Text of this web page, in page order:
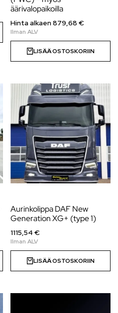
äärivalopaikoilla
Hinta alkaen879,68 €
LISÄÄ OSTOSKORIIN
Aurinkolippa DAF New
Generation XG+ (type 1)
1115,54 €
LISÄÄ OSTOSKORIIN